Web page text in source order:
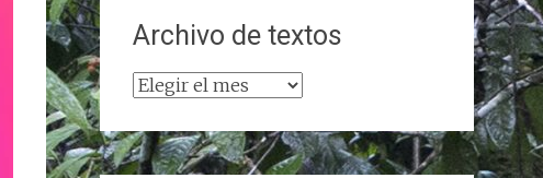
Archivo de textos
Archivo
textos